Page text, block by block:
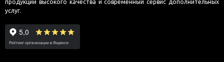
продукции высокого качества и современный сервис дополнительных
услуг.